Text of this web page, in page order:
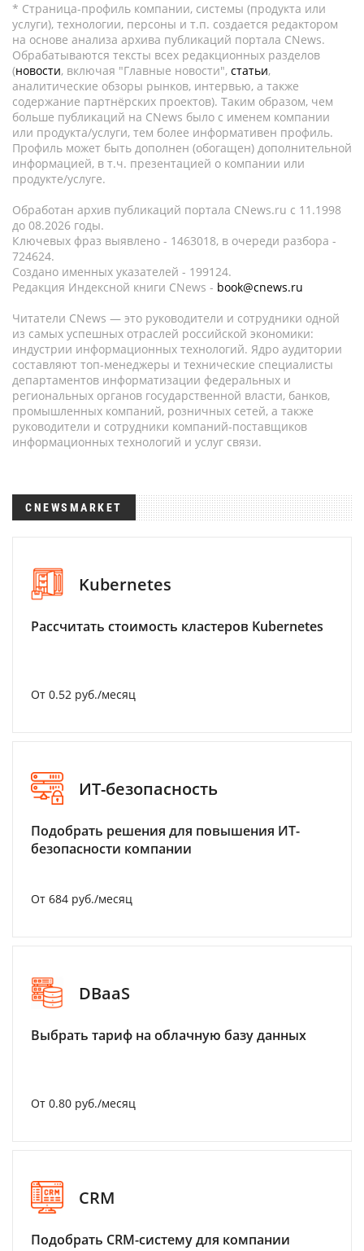
* Страница-профиль компании, системы (продукта или
услуги), технологии, персоны и т.п. создается редактором
на основе анализа архива публикаций портала CNews.
Обрабатываются тексты всех редакционных разделов
(новости, включая "Главные новости", статьи,
аналитические обзоры рынков, интервью, а также
содержание партнёрских проектов). Таким образом, чем
больше публикаций на CNews было с именем компании
или продукта/услуги, тем более информативен профиль.
Профиль может быть дополнен (обогащен) дополнительной
информацией, в т.ч. презентацией о компании или
продукте/услуге.
Обработан архив публикаций портала CNews.ru c 11.1998
до 08.2026 годы.
Ключевых фраз выявлено - 1463018, в очереди разбора -
724624.
Создано именных указателей - 199124.
Редакция Индексной книги CNews - book@cnews.ru
Читатели CNews — это руководители и сотрудники одной
из самых успешных отраслей российской экономики:
индустрии информационных технологий. Ядро аудитории
составляют топ-менеджеры и технические специалисты
департаментов информатизации федеральных и
региональных органов государственной власти, банков,
промышленных компаний, розничных сетей, а также
руководители и сотрудники компаний-поставщиков
информационных технологий и услуг связи.
CNEWSMARKET
Kubernetes
Рассчитать стоимость кластеров Kubernetes
От 0.52 руб./месяц
ИТ-безопасность
Подобрать решения для повышения ИТ-
безопасности компании
От 684 руб./месяц
DBaaS
Выбрать тариф на облачную базу данных
От 0.80 руб./месяц
CRM
Подобрать CRM-систему для компании